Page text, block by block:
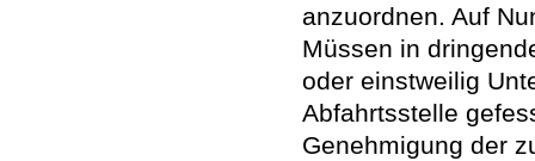
anzuordnen. Auf
Müssen in
oder einstweilig
Abfahrtsstelle
Genehmigung der